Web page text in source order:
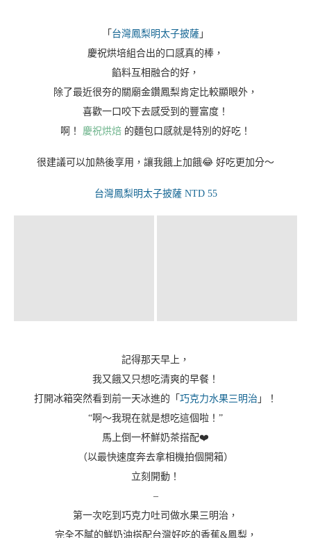
喜歡一口咬下去感受到的豐富度！
很建議可以加熱後享用，讓我餓上加餓😂 好吃更加分～
台灣鳳梨明太子披薩 NTD 55